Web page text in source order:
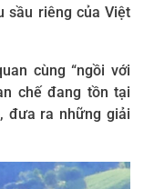
sầu riêng của Việt
cùng “ngồi với
chế đang tồn tại
đưa ra những giải